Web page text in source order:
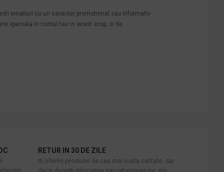
emailuri cu un caracter promotional sau informativ
speciala in contul tau in acest scop, si de
RETUR IN 30 DE ZILE
Iti oferim produse de cea mai inalta calitate, dar
daca doresti inlocuirea sau returnarea lor, noi